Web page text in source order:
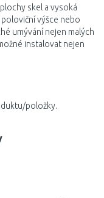
skel a vysoká
výšce nebo
umývání nejen malých
instalovat nejen
položky.